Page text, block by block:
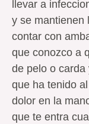
llevar a
y se mantienen
contar con
que conozco a
de pelo o carda
que ha tenido
dolor en la
que te entra